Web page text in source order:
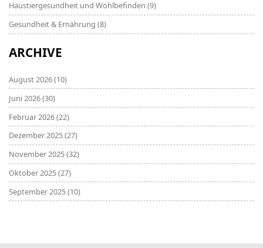
Haustiergesundheit und Wohlbefinden (9)
Gesundheit & Ernährung (8)
ARCHIVE
August 2026(10)
Juni 2026(30)
Februar 2026(22)
Dezember 2025(27)
November 2025(32)
Oktober 2025(27)
September 2025(10)